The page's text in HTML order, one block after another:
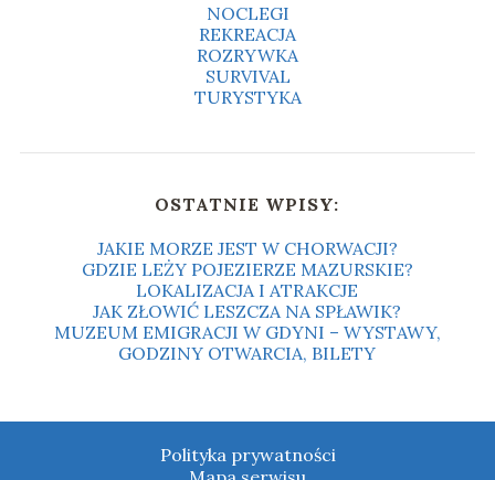
NOCLEGI
REKREACJA
ROZRYWKA
SURVIVAL
TURYSTYKA
OSTATNIE WPISY:
JAKIE MORZE JEST W CHORWACJI?
GDZIE LEŻY POJEZIERZE MAZURSKIE?
LOKALIZACJA I ATRAKCJE
JAK ZŁOWIĆ LESZCZA NA SPŁAWIK?
MUZEUM EMIGRACJI W GDYNI – WYSTAWY,
GODZINY OTWARCIA, BILETY
Polityka prywatności